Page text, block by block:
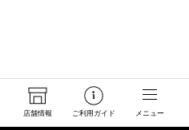
店舗情報 ご利用ガイド メニュー